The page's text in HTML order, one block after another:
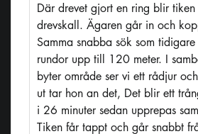
Där drevet gjort en ring blir
drevskall. Ägaren går in och
Samma snabba sök som
rundor upp till 120 meter. I
byter område ser vi ett rådjur
ut tar hon an det, Det blir ett
i 26 minuter sedan upprepas
Tiken får tappt och går snabbt